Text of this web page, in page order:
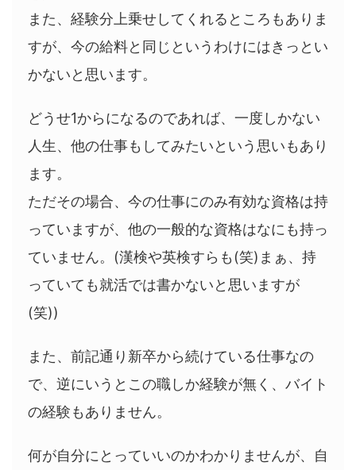
また、経験分上乗せしてくれるところもありま
すが、今の給料と同じというわけにはきっとい
かないと思います。
どうせ1からになるのであれば、一度しかない
人生、他の仕事もしてみたいという思いもあり
ます。
ただその場合、今の仕事にのみ有効な資格は持
っていますが、他の一般的な資格はなにも持っ
ていません。(漢検や英検すらも(笑)まぁ、持
っていても就活では書かないと思いますが
(笑))
また、前記通り新卒から続けている仕事なの
で、逆にいうとこの職しか経験が無く、バイト
の経験もありません。
何が自分にとっていいのかわかりませんが、自